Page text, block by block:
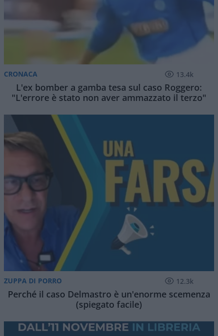
CRONACA 13.4k
L'ex bomber a gamba tesa sul caso Roggero:
"L'errore è stato non aver ammazzato il terzo"
ZUPPA DI PORRO 12.3k
Perché il caso Delmastro è un'enorme scemenza
(spiegato facile)